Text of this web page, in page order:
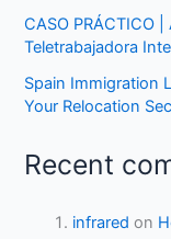
CASO PRÁCTICO
Teletrabajadora
Spain Immigration
Your Relocation
Recent
infrared on